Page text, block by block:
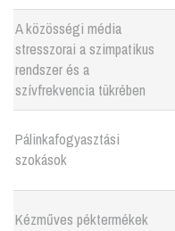
A közösségi média
stresszorai a szimpatikus
rendszer és a
szívfrekvencia tükrében
Pálinkafogyasztási
szokások
Kézműves péktermékek